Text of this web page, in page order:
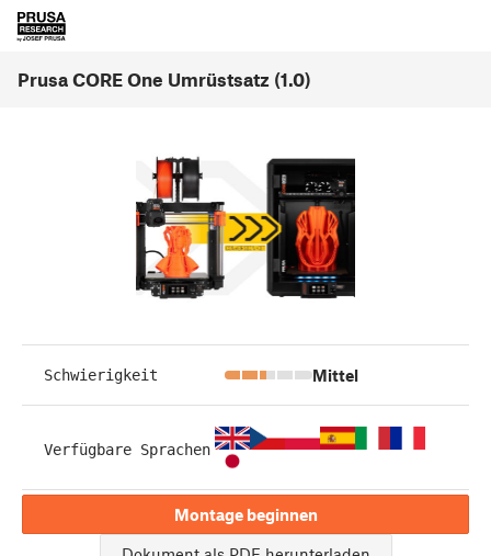
Prusa CORE One Umrüstsatz (1.0)
Schwierigkeit Mittel
Verfügbare Sprachen
Montage beginnen